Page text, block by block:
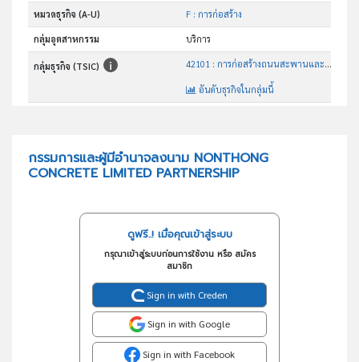
หมวดธุรกิจ (A-U) F : การก่อสร้าง
กลุ่มอุตสาหกรรม บริการ
กลุ่มธุรกิจ (TSIC) 42101 : การก่อสร้างถนนสะพานและอุโมงค์
อันดับธุรกิจในกลุ่มนี้
กรรมการและผู้มีอำนาจลงนาม NONTHONG
CONCRETE LIMITED PARTNERSHIP
ดูฟรี..! เมื่อคุณเข้าสู่ระบบ
กรุณาเข้าสู่ระบบก่อนการใช้งาน หรือ สมัคร
สมาชิก
Sign in with Creden
Sign in with Google
Sign in with Facebook